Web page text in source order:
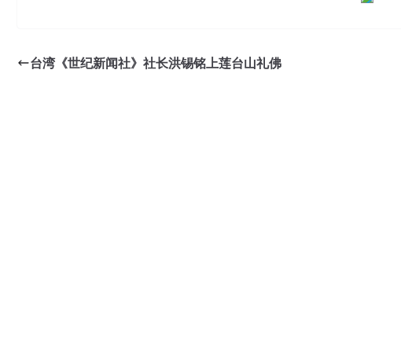
台湾《世纪新闻社》社长洪锡铭上莲台山礼佛